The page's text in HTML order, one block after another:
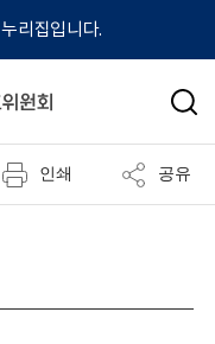
리집입니다.
검
인쇄 공유